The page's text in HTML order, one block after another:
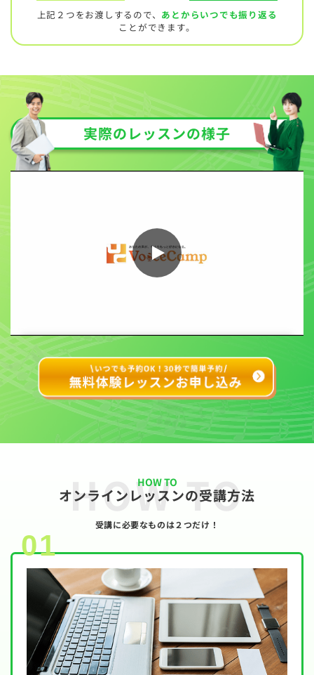
上記２つをお渡しするので、 あとからいつでも振り返る
ことができます。
実際のレッスンの様子
HOW TO
オンラインレッスンの受講方法
HOW TO
受講に必要なものは２つだけ！
01